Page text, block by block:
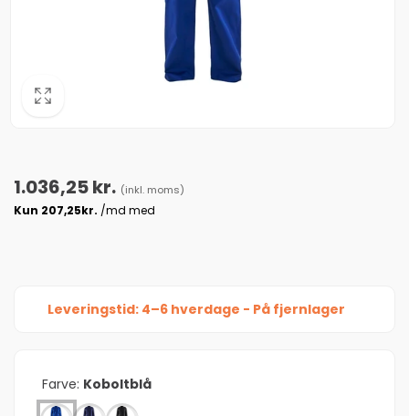
Normalpris
1.036,25 kr. (inkl. moms)
Leveringstid: 4–6 hverdage - På fjernlager
Farve: Koboltblå